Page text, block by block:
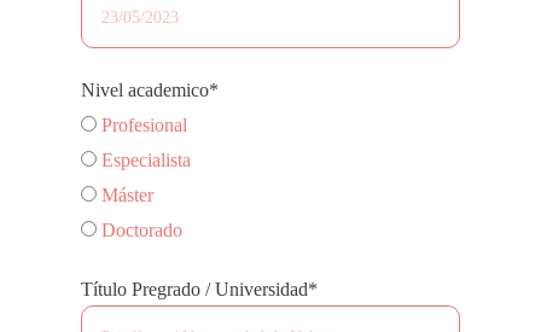
Nivel academico*
Profesional
Especialista
Máster
Doctorado
Título Pregrado / Universidad*